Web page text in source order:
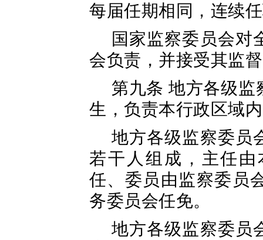
每届任期相同，连续
国家监察委员会对
会负责，并接受其监
第九条 地方各级
生，负责本行政区域
地方各级监察委员
若干人组成，主任
任、委员由监察委员
务委员会任免。
地方各级监察委员